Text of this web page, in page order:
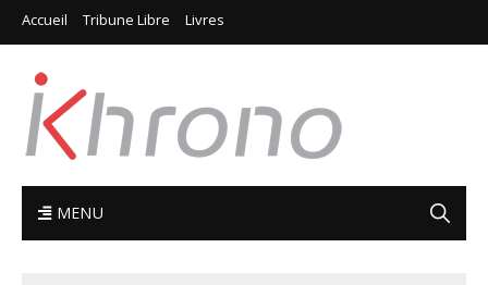
Accueil Tribune Libre Livres
MENU